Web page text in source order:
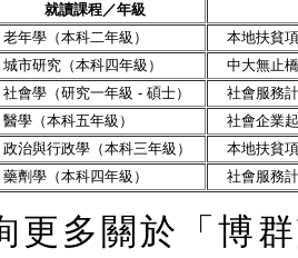
就讀課程／年級
老年學（本科二年級）
本地扶貧
城市研究（本科四年級）
中大無止
社會學（研究一年級 - 碩士）
社會服務
醫學（本科五年級）
社會企業
政治與行政學（本科三年級）
本地扶貧
藥劑學（本科四年級） 社會服務
更多關於「博